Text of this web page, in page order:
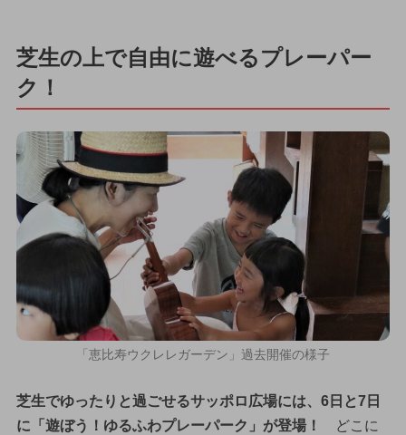
芝生の上で自由に遊べるプレーパー
ク！
「恵比寿ウクレレガーデン」過去開催の様子
芝生でゆったりと過ごせるサッポロ広場には、6日と7日
に「遊ぼう！ゆるふわプレーパーク」が登場！
どこに